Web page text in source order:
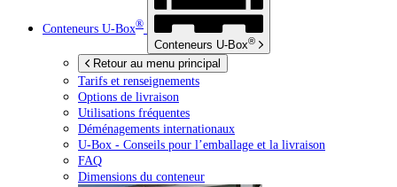
Conteneurs U-Box®
Conteneurs U-Box®
Retour au menu principal
Tarifs et renseignements
Options de livraison
Utilisations fréquentes
Déménagements internationaux
U-Box - Conseils pour l’emballage et la livraison
FAQ
Dimensions du conteneur